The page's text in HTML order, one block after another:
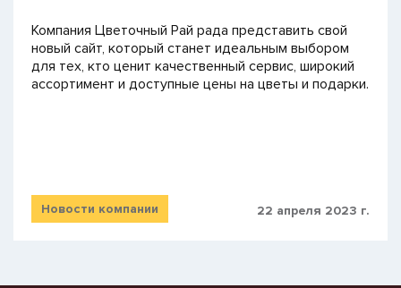
Компания Цветочный Рай рада представить свой
новый сайт, который станет идеальным выбором
для тех, кто ценит качественный сервис, широкий
ассортимент и доступные цены на цветы и подарки.
Новости компании 22 апреля 2023 г.